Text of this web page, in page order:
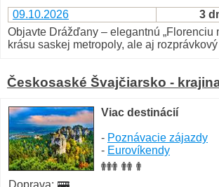
09.10.2026 3
Objavte Drážďany – elegantnú
krásu saskej metropoly, ale aj
Českosaské Švajčiarsko -
Viac destinácií
- Poznávacie zájazdy
- Eurovíkendy
Doprava: